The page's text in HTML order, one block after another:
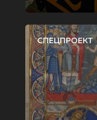
СПЕЦПРОЕКТ